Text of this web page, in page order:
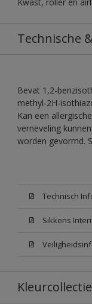
Technische
Bevat 1,2-
methyl-2H-
Kan een
verneveling
worden gevormd.
Technisch
Kleurcollectie